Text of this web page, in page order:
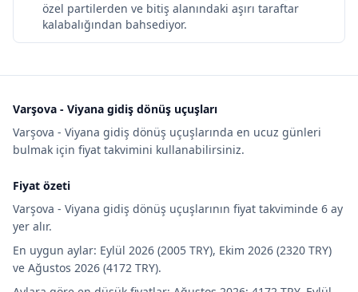
özel partilerden ve bitiş alanındaki aşırı taraftar
kalabalığından bahsediyor.
Varşova - Viyana gidiş dönüş uçuşları
Varşova - Viyana gidiş dönüş uçuşlarında en ucuz günleri
bulmak için fiyat takvimini kullanabilirsiniz.
Fiyat özeti
Varşova - Viyana gidiş dönüş uçuşlarının fiyat takviminde 6 ay
yer alır.
En uygun aylar: Eylül 2026 (2005 TRY), Ekim 2026 (2320 TRY)
ve Ağustos 2026 (4172 TRY).